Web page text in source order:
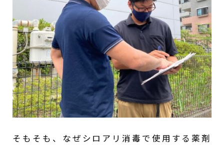
そもそも、なぜシロアリ消毒で使用する薬剤